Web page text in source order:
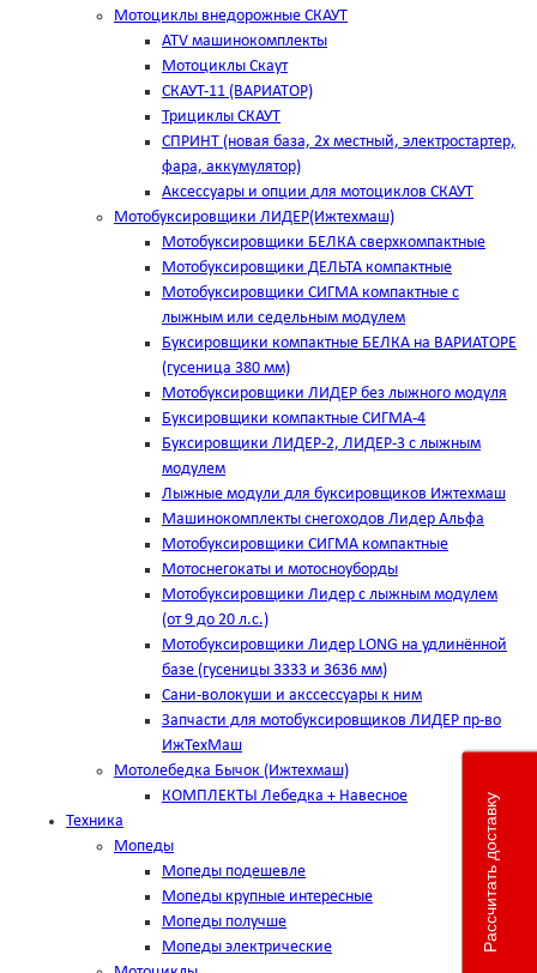
Мотоциклы внедорожные СКАУТ
ATV машинокомплекты
Мотоциклы Скаут
СКАУТ-11 (ВАРИАТОР)
Трициклы СКАУТ
СПРИНТ (новая база, 2х местный, электростартер,
фара, аккумулятор)
Аксессуары и опции для мотоциклов СКАУТ
Мотобуксировщики ЛИДЕР(Ижтехмаш)
Мотобуксировщики БЕЛКА сверхкомпактные
Мотобуксировщики ДЕЛЬТА компактные
Мотобуксировщики СИГМА компактные с
лыжным или седельным модулем
Буксировщики компактные БЕЛКА на ВАРИАТОРЕ
(гусеница 380 мм)
Мотобуксировщики ЛИДЕР без лыжного модуля
Буксировщики компактные СИГМА-4
Буксировщики ЛИДЕР-2, ЛИДЕР-3 c лыжным
модулем
Лыжные модули для буксировщиков Ижтехмаш
Машинокомплекты снегоходов Лидер Альфа
Мотобуксировщики СИГМА компактные
Мотоснегокаты и мотосноуборды
Мотобуксировщики Лидер с лыжным модулем
(от 9 до 20 л.с.)
Мотобуксировщики Лидер LONG на удлинённой
базе (гусеницы 3333 и 3636 мм)
Сани-волокуши и акссессуары к ним
Запчасти для мотобуксировщиков ЛИДЕР пр-во
ИжТехМаш
Мотолебедка Бычок (Ижтехмаш)
КОМПЛЕКТЫ Лебедка + Навесное
Техника
Мопеды
Мопеды подешевле
Мопеды крупные интересные
Мопеды получше
Мопеды электрические
Рассчитать доставку